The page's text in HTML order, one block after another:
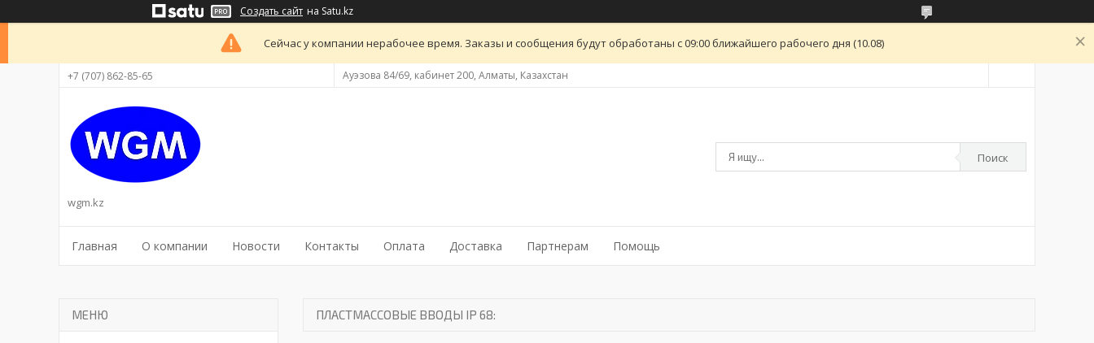
Создать сайт на Satu.kz
Сейчас у компании нерабочее время. Заказы и сообщения будут обработаны с 09:00 ближайшего рабочего дня (10.08)
+7 (707) 862-85-65 Ауэзова 84/69, кабинет 200, Алматы, Казахстан
wgm.kz
Поиск
Главная О компании Новости Контакты Оплата Доставка Партнерам Помощь
ПЛАСТМАССОВЫЕ ВВОДЫ IP 68: